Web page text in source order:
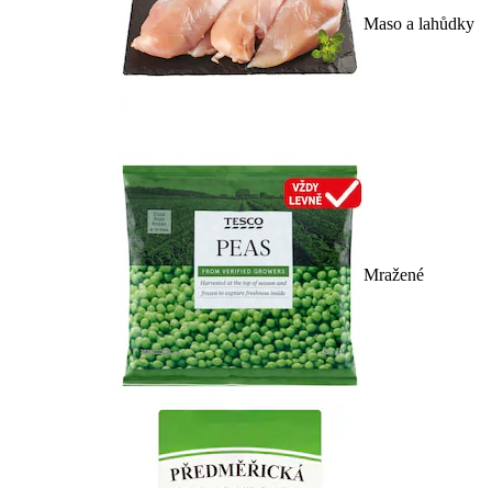
Maso a lahůdky
Mražené